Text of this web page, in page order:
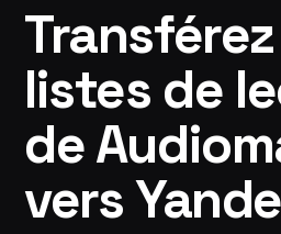
listes de
de
vers